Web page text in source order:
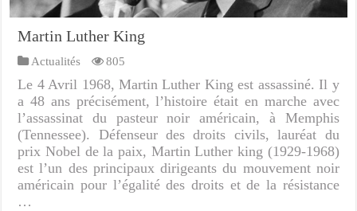
Martin Luther King
Actualités 805
Le 4 Avril 1968, Martin Luther King est assassiné. Il y
a 48 ans précisément, l’histoire était en marche avec
l’assassinat du pasteur noir américain, à Memphis
(Tennessee). Défenseur des droits civils, lauréat du
prix Nobel de la paix, Martin Luther king (1929-1968)
est l’un des principaux dirigeants du mouvement noir
américain pour l’égalité des droits et de la résistance
…